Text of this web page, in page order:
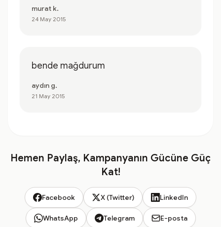
murat k.
24 May 2015
bende mağdurum
aydın g.
21 May 2015
Hemen Paylaş, Kampanyanın Gücüne Güç
Kat!
Facebook X (Twitter) LinkedIn
WhatsApp Telegram E-posta